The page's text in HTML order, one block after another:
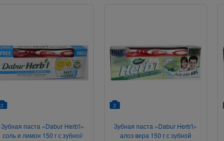
2
Зубная паста «Dabur Herb'l»
соль и лимон 150 г с зубной
2
Зубная паста «Dabur Herb'l»
алоэ вера 150 г с зубной